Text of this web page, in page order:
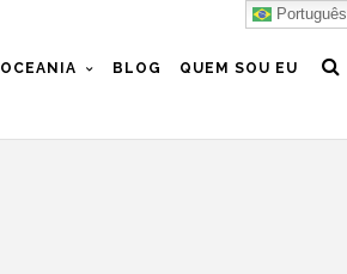
OCEANIA BLOG QUEM SOU EU
Português